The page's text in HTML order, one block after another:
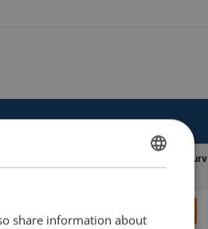
Legg til handlekurv
ENGLISH
share information about